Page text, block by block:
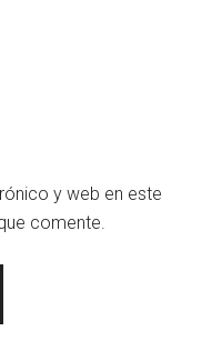
y web en este
comente.